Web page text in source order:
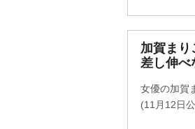
加賀まり
差し伸べ
女優の加賀
(11月12日